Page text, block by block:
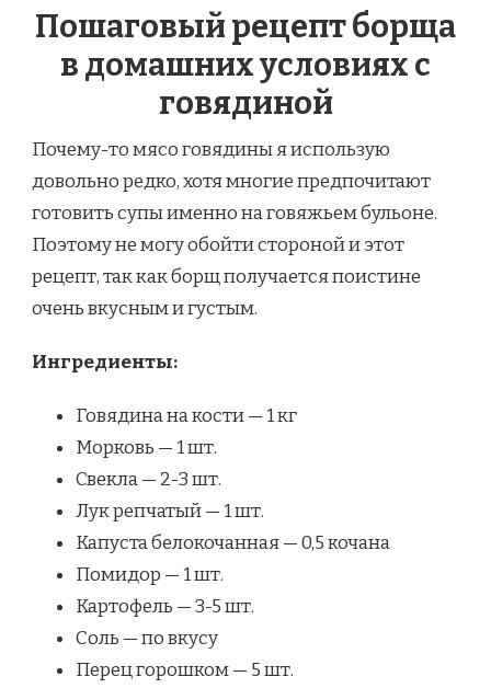
Пошаговый рецепт борща
в домашних условиях с
говядиной
Почему-то мясо говядины я использую
довольно редко, хотя многие предпочитают
готовить супы именно на говяжьем бульоне.
Поэтому не могу обойти стороной и этот
рецепт, так как борщ получается поистине
очень вкусным и густым.
Ингредиенты:
Говядина на кости — 1 кг
Морковь — 1 шт.
Свекла — 2-3 шт.
Лук репчатый — 1 шт.
Капуста белокочанная — 0,5 кочана
Помидор — 1 шт.
Картофель — 3-5 шт.
Соль — по вкусу
Перец горошком — 5 шт.